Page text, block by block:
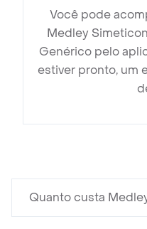
Você pode
Medley
Genérico pelo
estiver pronto, um
Quanto custa